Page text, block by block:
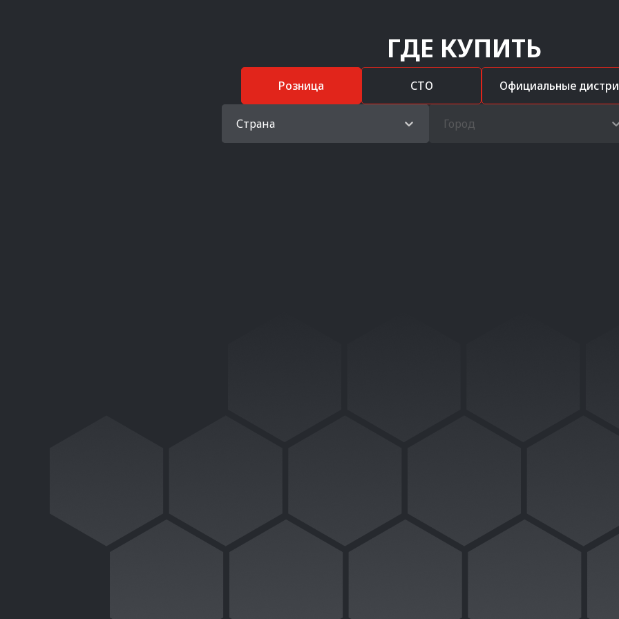
ГДЕ КУПИТЬ
Розница СТО Официальные
Страна Город